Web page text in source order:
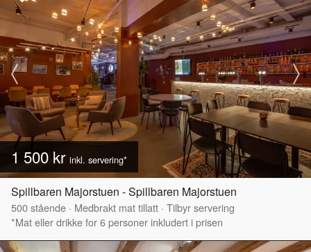
1 500 kr inkl. servering*
Spillbaren Majorstuen - Spillbaren Majorstuen
500stående · Medbrakt mat tillatt · Tilbyr servering
*Mat eller drikke for 6 personer inkludert i prisen